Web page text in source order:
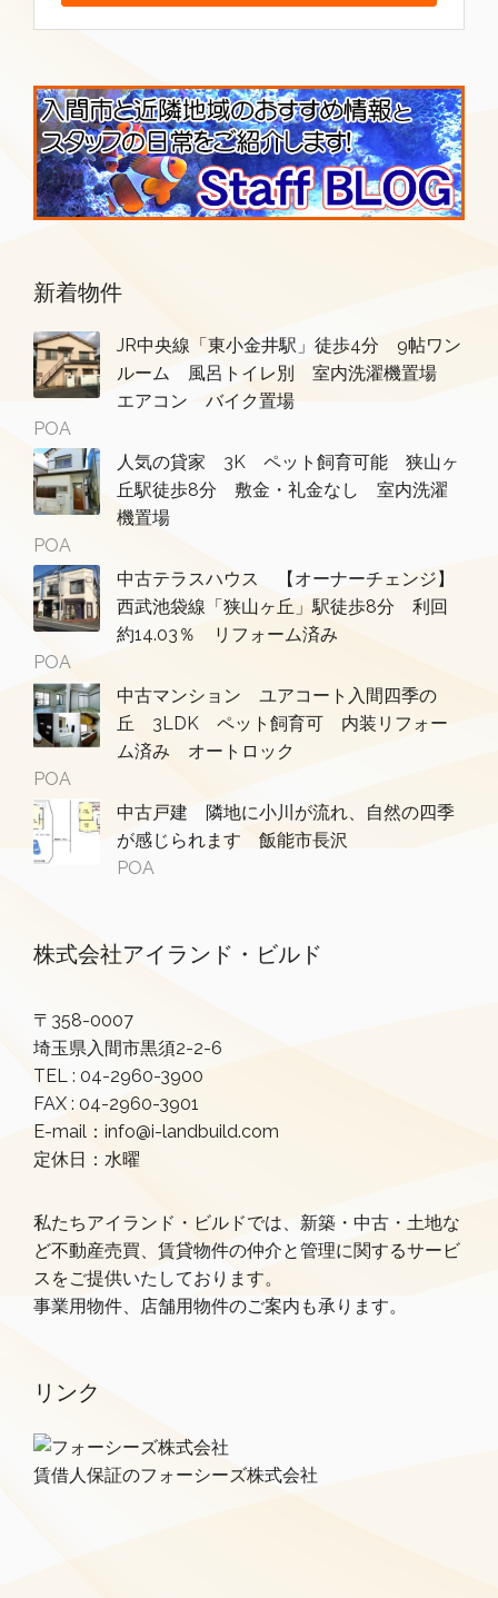
新着物件
JR中央線「東小金井駅」徒歩4分 9帖ワン
ルーム 風呂トイレ別 室内洗濯機置場
エアコン バイク置場
POA
人気の貸家 3K ペット飼育可能 狭山ヶ
丘駅徒歩8分 敷金・礼金なし 室内洗濯
機置場
POA
中古テラスハウス 【オーナーチェンジ】
西武池袋線「狭山ヶ丘」駅徒歩8分 利回
約14.03％ リフォーム済み
POA
中古マンション ユアコート入間四季の
丘 3LDK ペット飼育可 内装リフォー
ム済み オートロック
POA
中古戸建 隣地に小川が流れ、自然の四季
が感じられます 飯能市長沢
POA
株式会社アイランド・ビルド
〒358-0007
埼玉県入間市黒須2-2-6
TEL : 04-2960-3900
FAX : 04-2960-3901
E-mail：info@i-landbuild.com
定休日：水曜
私たちアイランド・ビルドでは、新築・中古・土地な
ど不動産売買、賃貸物件の仲介と管理に関するサービ
スをご提供いたしております。
事業用物件、店舗用物件のご案内も承ります。
リンク
賃借人保証のフォーシーズ株式会社